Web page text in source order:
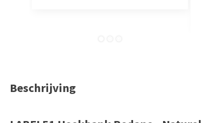
Beschrijving